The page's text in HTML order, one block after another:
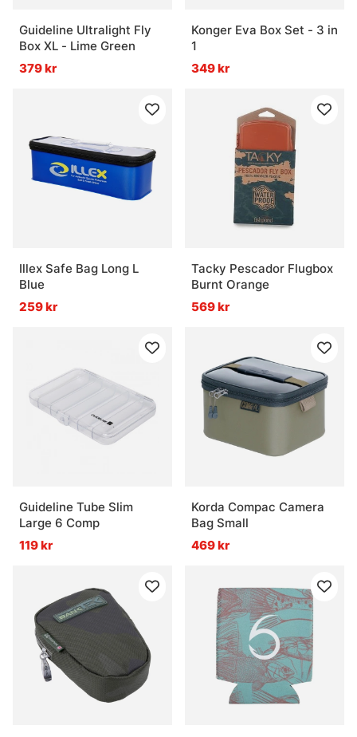
Guideline Ultralight Fly
Box XL - Lime Green
379 kr
Konger Eva Box Set - 3 in
1
349 kr
Illex Safe Bag Long L
Blue
259 kr
Tacky Pescador Flugbox
Burnt Orange
569 kr
Guideline Tube Slim
Large 6 Comp
119 kr
Korda Compac Camera
Bag Small
469 kr